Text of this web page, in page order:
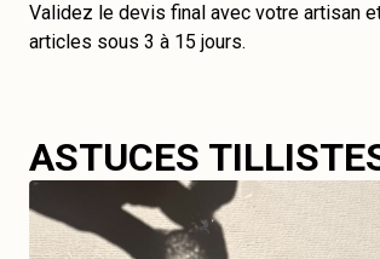
Validez le devis final avec votre artisan
articles sous 3 à 15 jours.
ASTUCES